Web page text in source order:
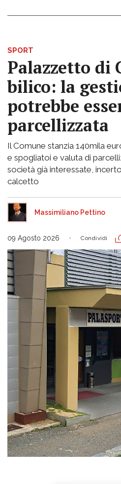
SPORT
Palazzetto di
bilico: la
potrebbe
parcellizzata
Il Comune stanzia 140mila
e spogliatoi e valuta di
società già interessate,
calcetto
Massimiliano Pettino
09 Agosto 2026 Condividi